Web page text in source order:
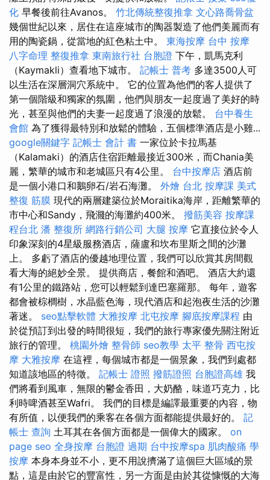
化 早餐後前往Avanos。 竹北傳統整復推拿 文心路喬骨盆
幾個世紀以來，居住在這座城市的陶器製造了他們美麗而有
用的陶瓷鍋，從當地的紅色粘土中。 東海按摩 台中 按摩
八字命理 整復推拿 東南旅行社 台胞證 下午，凱馬克利
（Kaymakli）查看地下城市。 記帳士 普考 多達3500人可
以生活在深層洞穴系統中。 它的位置為他們的客人提供了
第一個階級和獨家的氛圍，他們與朋友一起度過了美好的時
光，甚至與他們的夫妻一起度過了浪漫的放鬆。 台中養生
會館 為了獲得最特別和放鬆的體驗，五個標準酒店是小雞...
google關鍵字 記帳士 會計 書 一家位於卡拉馬基
（Kalamaki）的酒店住宿距離最接近300米，而Chania美
麗，繁華的城市和老城區只有4公里。 台中按摩店 酒店前
是一個小港口和鵝卵石/岩石海灘。 外燴 台北 按摩課 美式
整復 筋膜 現代的兩層建築位於Moraitika海岸，距離繁華的
市中心和Sandy，飛濺的海灘約400米。 撥筋美容 按摩課
程台北 潘 整復所 網路行銷公司 大腿 按摩 它直接位於令人
印象深刻的4星級服務酒店，薩盧和坎布里斯之間的沙灘
上。 多虧了酒店的優越地理位置，我們可以欣賞其房間觀
看大海的絕妙全景。 提供商店，餐館和酒吧。 酒店大約還
有1公里的鐵路站，您可以輕鬆到達巴塞羅那。 每年，遊客
都會被棕櫚樹，水晶藍色海，現代酒店和起泡夜生活的沙灘
著迷。 seo點擊軟體 大雅按摩 北屯按摩 腳底按摩課程 由
於從預訂到出發的時間很短，我們的旅行專家優先關注附近
旅行的管理。 桃園外燴 整骨師 seo教學 太平 整骨 西屯按
摩 大雅按摩 在這裡，每個城市都是一個景象，我們到處都
知道該地區的特徵。 記帳士 證照 撥筋證照 台胞證高雄 我
們將看到風車，無限的鬱金香田，大奶酪，味道巧克力，比
利時啤酒甚至Wafri。 我們的目標是編譯最重要的內容，物
有所值，以便我們的乘客在各個方面都能提供最好的。 記
帳士 查詢 土耳其在各個方面都是一個偉大的國家。 on
page seo 全身按摩 台胞證 過期 台中按摩spa 肌肉酸痛 學
按摩 本身本身並不小，更不用說擠滿了這個巨大區域的景
點，這是由於它的豐富性，另一方面是由於其從慷慨的大海